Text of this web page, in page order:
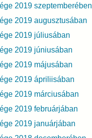
2019 szeptemberében
2019 augusztusában
2019 júliusában
2019 júniusában
2019 májusában
2019 ápriliisában
2019 márciusában
2019 februárjában
2019 januárjában